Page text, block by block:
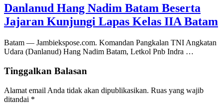
Danlanud Hang Nadim Batam Beserta
Jajaran Kunjungi Lapas Kelas IIA Batam
Batam — Jambiekspose.com. Komandan Pangkalan TNI Angkatan
Udara (Danlanud) Hang Nadim Batam, Letkol Pnb Indra …
Tinggalkan Balasan
Alamat email Anda tidak akan dipublikasikan. Ruas yang wajib
ditandai *